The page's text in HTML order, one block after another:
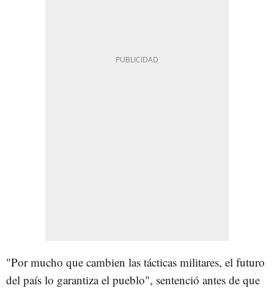
"Por mucho que cambien las tácticas militares, el futuro
del país lo garantiza el pueblo", sentenció antes de que